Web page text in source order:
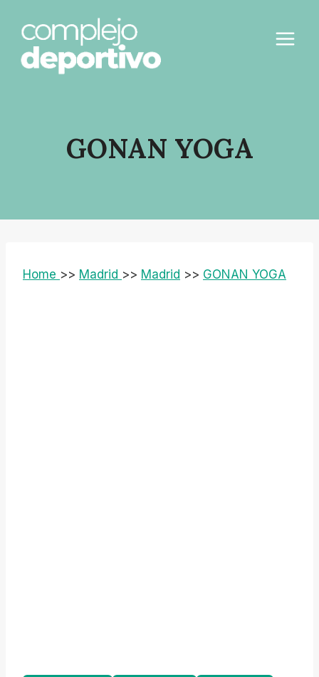
contenido
GONAN YOGA
Home >> Madrid >> Madrid >> GONAN YOGA